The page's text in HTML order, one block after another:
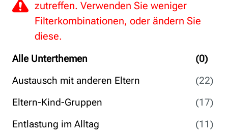
Alle Unterthemen
(0)
Austausch mit anderen Eltern
(22)
Eltern-Kind-Gruppen
(17)
Entlastung im Alltag
(11)
zutreffen. Verwenden Sie weniger
Filterkombinationen, oder ändern Sie
diese.